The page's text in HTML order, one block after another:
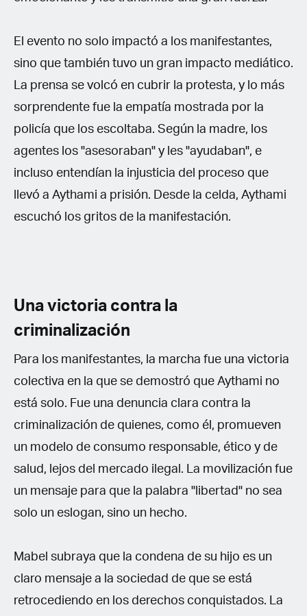
El evento no solo impactó a los manifestantes,
sino que también tuvo un gran impacto mediático.
La prensa se volcó en cubrir la protesta, y lo más
sorprendente fue la empatía mostrada por la
policía que los escoltaba. Según la madre, los
agentes los "asesoraban" y les "ayudaban", e
incluso entendían la injusticia del proceso que
llevó a Aythami a prisión. Desde la celda, Aythami
escuchó los gritos de la manifestación.
Una victoria contra la
criminalización
Para los manifestantes, la marcha fue una victoria
colectiva en la que se demostró que Aythami no
está solo. Fue una denuncia clara contra la
criminalización de quienes, como él, promueven
un modelo de consumo responsable, ético y de
salud, lejos del mercado ilegal. La movilización fue
un mensaje para que la palabra "libertad" no sea
solo un eslogan, sino un hecho.
Mabel subraya que la condena de su hijo es un
claro mensaje a la sociedad de que se está
retrocediendo en los derechos conquistados. La